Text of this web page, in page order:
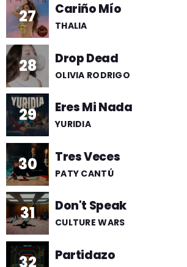
27 Cariño Mío
THALIA
28 Drop Dead
OLIVIA RODRIGO
29 Eres Mi Nada
YURIDIA
30 Tres Veces
PATY CANTÚ
31 Don't Speak
CULTURE WARS
32 Partidazo